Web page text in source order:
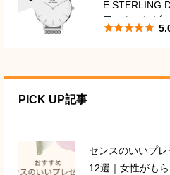
E STERLING
口コミ・レビュ

PICK UP記事
センスのいいプ
12選｜女性がも